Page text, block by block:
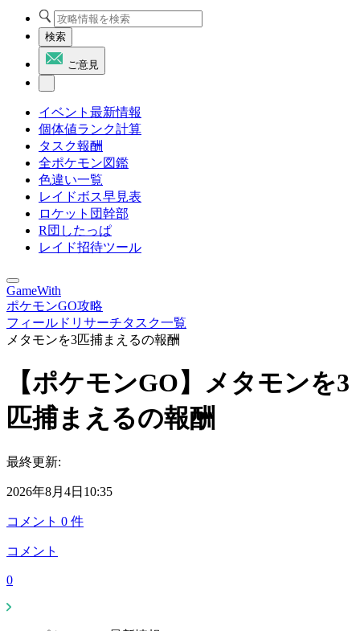
検索
ご意見
イベント最新情報
個体値ランク計算
タスク報酬
全ポケモン図鑑
色違い一覧
レイドボス早見表
ロケット団幹部
R団したっぱ
レイド招待ツール
GameWith
ポケモンGO攻略
フィールドリサーチタスク一覧
メタモンを3匹捕まえるの報酬
【ポケモンGO】メタモンを3
匹捕まえるの報酬
最終更新:
2026年8月4日10:35
コメント 0 件
コメント
0